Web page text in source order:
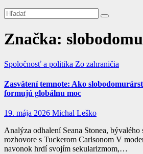
Značka:
Spoločnosť a politika Zo zahraničia
Zasvätení temnote: Ako
formujú globálnu moc
19. mája 2026 Michal Leško
Analýza odhalení Seana Stonea, bývalého
rozhovore s Tuckerom Carlsonom V
navonok hrdí svojím sekularizmom,…